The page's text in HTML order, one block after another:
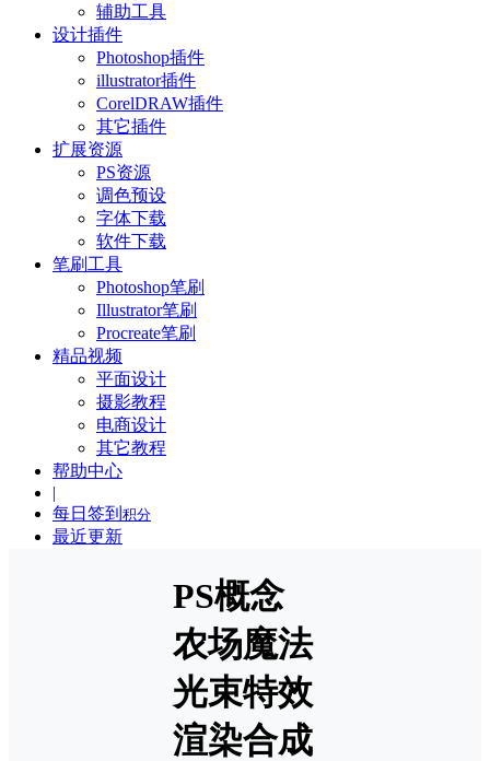
辅助工具
设计插件
Photoshop插件
illustrator插件
CorelDRAW插件
其它插件
扩展资源
PS资源
调色预设
字体下载
软件下载
笔刷工具
Photoshop笔刷
Illustrator笔刷
Procreate笔刷
精品视频
平面设计
摄影教程
电商设计
其它教程
帮助中心
|
每日签到 积分
最近更新
PS概念
农场魔法
光束特效
渲染合成